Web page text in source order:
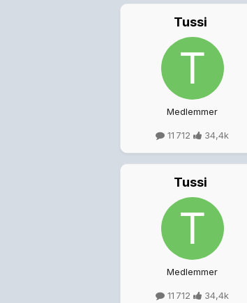
Tussi
Medlemmer
11 712 34,4k
Tussi
Medlemmer
11 712 34,4k